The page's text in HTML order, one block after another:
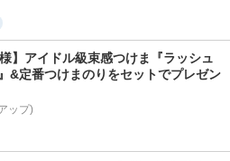
様】アイドル級束感つけま『ラッシュ
&定番つけまのりをセットでプレゼン
ップ)